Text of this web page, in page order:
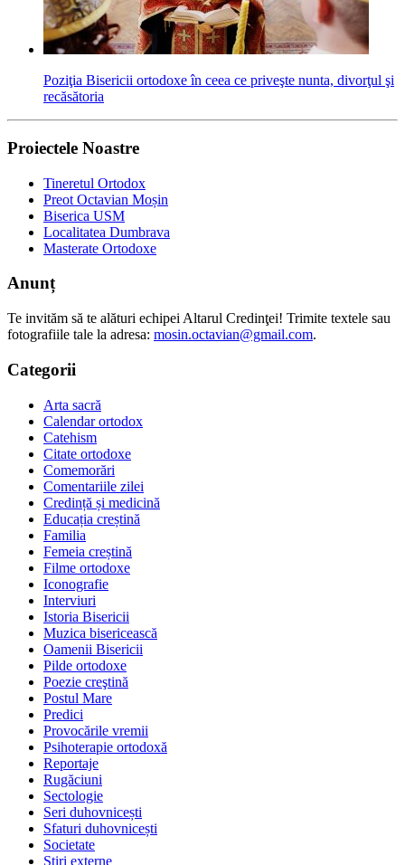
Poziţia Bisericii ortodoxe în ceea ce priveşte nunta, divorţul şi
recăsătoria
Proiectele Noastre
Tineretul Ortodox
Preot Octavian Moșin
Biserica USM
Localitatea Dumbrava
Masterate Ortodoxe
Anunț
Te invităm să te alături echipei Altarul Credinţei! Trimite textele sau
fotografiile tale la adresa: mosin.octavian@gmail.com.
Categorii
Arta sacră
Calendar ortodox
Catehism
Citate ortodoxe
Comemorări
Comentariile zilei
Credință și medicină
Educația creștină
Familia
Femeia creștină
Filme ortodoxe
Iconografie
Interviuri
Istoria Bisericii
Muzica bisericească
Oamenii Bisericii
Pilde ortodoxe
Poezie creştină
Postul Mare
Predici
Provocările vremii
Psihoterapie ortodoxă
Reportaje
Rugăciuni
Sectologie
Seri duhovnicești
Sfaturi duhovnicești
Societate
Știri externe